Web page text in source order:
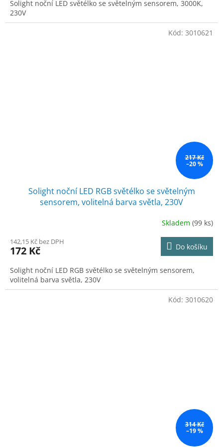
Solight noční LED světélko se světelným sensorem, 3000K,
230V
217 Kč
–20 %
Solight noční LED RGB světélko se světelným
sensorem, volitelná barva světla, 230V
Skladem (99 ks)
142,15 Kč bez DPH
172 Kč Do košíku
Solight noční LED RGB světélko se světelným sensorem,
volitelná barva světla, 230V
Kód: 3010621
314 Kč
–19 %
Kód: 3010620